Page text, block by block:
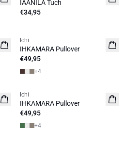
IAANILA Tuch
€34,95
NEUHEIT
Ichi
IHKAMARA Pullover
€49,95
+4
NEUHEIT
Ichi
IHKAMARA Pullover
€49,95
+4